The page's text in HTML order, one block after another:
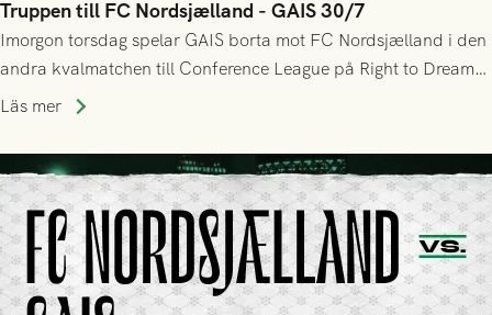
Truppen till FC Nordsjælland - GAIS 30/7
Imorgon torsdag spelar GAIS borta mot FC Nordsjælland i den
andra kvalmatchen till Conference League på Right to Dream
Park! Fredrik Holmberg och ledarstaben har tagit ut följande
Läs mer